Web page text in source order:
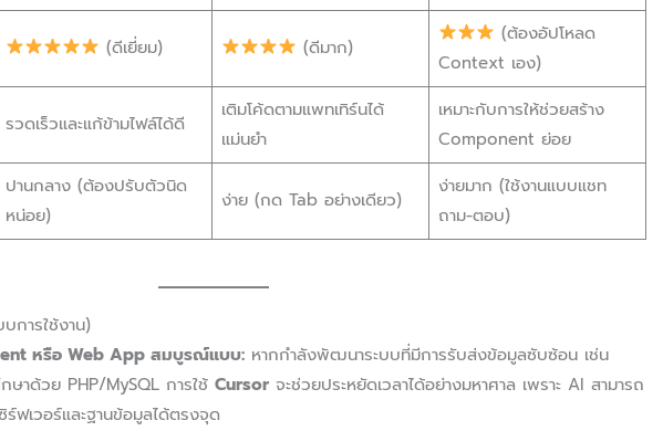
(ดีเยี่ยม) (ดีมาก)
(ต้องอัปโหลด
Context เอง)
รวดเร็วและแก้ข้ามไฟล์ได้ดี
เติมโค้ดตามแพทเทิร์นได้
แม่นยำ
เหมาะกับการให้ช่วยสร้าง
Component ย่อย
ปานกลาง (ต้องปรับตัวนิด
หน่อย)
ง่าย (กด Tab อย่างเดียว)
ง่ายมาก (ใช้งานแบบแชท
ถาม-ตอบ)
การใช้งาน)
หรือ Web App สมบูรณ์แบบ: หากกำลังพัฒนาระบบที่มีการรับส่งข้อมูลซับซ้อน เช่น
าด้วย PHP/MySQL การใช้Cursor จะช่วยประหยัดเวลาได้อย่างมหาศาล เพราะ AI สามารถ
ฟเวอร์และฐานข้อมูลได้ตรงจุด